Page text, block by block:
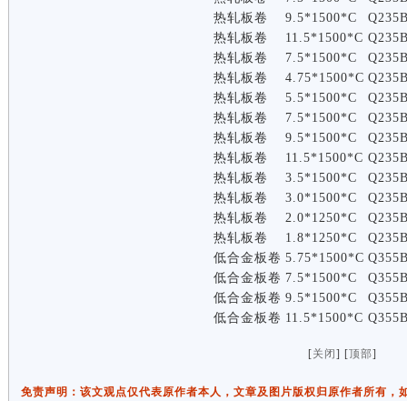
热轧板卷
9.5*1500*C
热轧板卷
11.5*1500*C
热轧板卷
7.5*1500*C
热轧板卷
4.75*1500*C
热轧板卷
5.5*1500*C
热轧板卷
7.5*1500*C
热轧板卷
9.5*1500*C
热轧板卷
11.5*1500*C
热轧板卷
3.5*1500*C
热轧板卷
3.0*1500*C
热轧板卷
2.0*1250*C
热轧板卷
1.8*1250*C
低合金板卷 5.75*1500*C
低合金板卷 7.5*1500*C
低合金板卷 9.5*1500*C
低合金板卷 11.5*1500*C
[关闭 ] [顶部]
免责声明：该文观点仅代表原作者本人，文章及图片版权归原作者所有，